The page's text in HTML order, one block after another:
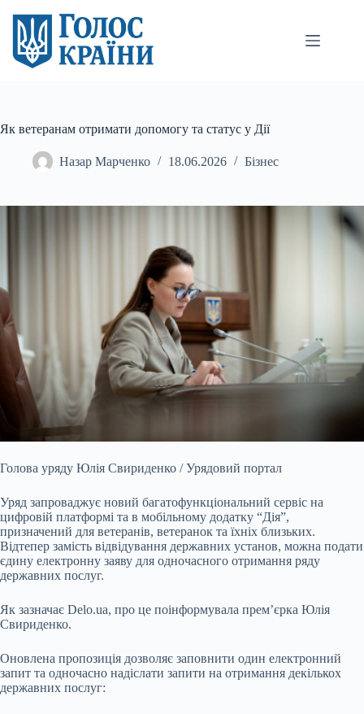
вмісту
Як ветеранам отримати допомогу та статус у Дії
Назар Марченко 18.06.2026 Бізнес
Голова уряду Юлія Свириденко / Урядовий портал
Уряд запроваджує новий багатофункціональний сервіс на
цифровій платформі та в мобільному додатку “Дія”,
призначений для ветеранів, ветеранок та їхніх близьких.
Відтепер замість відвідування державних установ, можна подати
єдину електронну заяву для одночасного отримання ряду
державних послуг.
Як зазначає Delo.ua, про це поінформувала прем’єрка Юлія
Свириденко.
Оновлена пропозиція дозволяє заповнити один електронний
запит та одночасно надіслати запити на отримання декількох
державних послуг: